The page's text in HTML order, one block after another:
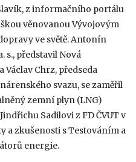
z informačního portálu
věnovanou Vývojovým
ve světě. Antonín
s., představil Nová
Chrz, předseda
svazu, se zaměřil
zemní plyn (LNG)
Sadilovi z FD ČVUT v
a zkušenosti s Testováním a
energie.